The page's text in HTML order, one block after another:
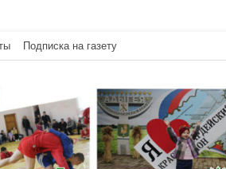
Подписка на газету